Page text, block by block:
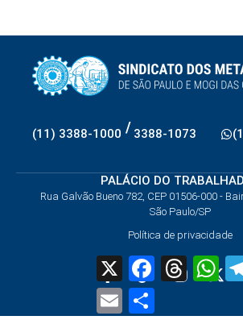
(11) 3388-1000 / 3388-1073
PALÁCIO DO
Rua Galvão Bueno 782, CEP 01506-000 -
São Paulo/SP
Política de privacidade
X FacebookThreads
Email